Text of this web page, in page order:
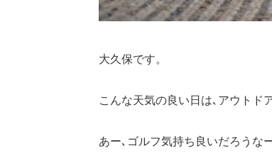
大久保です。
こんな天気の良い日は､アウトド
あー､ゴルフ気持ち良いだろうなー